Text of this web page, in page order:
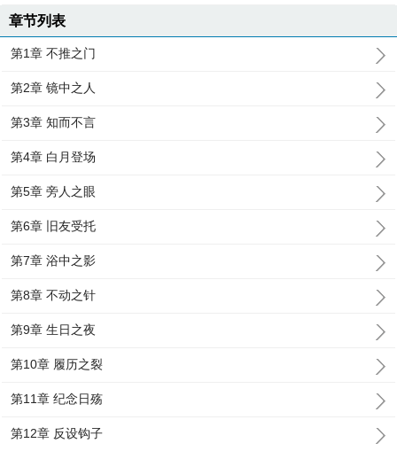
章节列表
第1章 不推之门
第2章 镜中之人
第3章 知而不言
第4章 白月登场
第5章 旁人之眼
第6章 旧友受托
第7章 浴中之影
第8章 不动之针
第9章 生日之夜
第10章 履历之裂
第11章 纪念日殇
第12章 反设钩子